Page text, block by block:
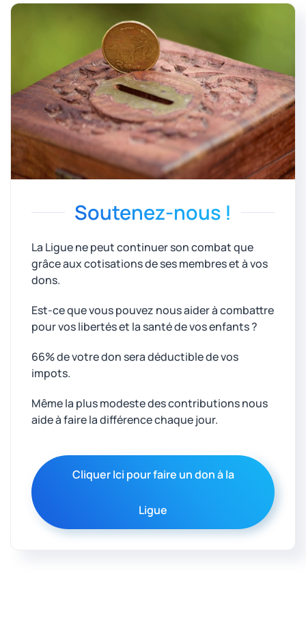
Soutenez-nous !
La Ligue ne peut continuer son combat que
grâce aux cotisations de ses membres et à vos
dons.
Est-ce que vous pouvez nous aider à combattre
pour vos libertés et la santé de vos enfants ?
66% de votre don sera déductible de vos
impots.
Même la plus modeste des contributions nous
aide à faire la différence chaque jour.
Cliquer Ici pour faire un don à la
Ligue